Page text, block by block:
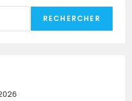
RECHERCHER